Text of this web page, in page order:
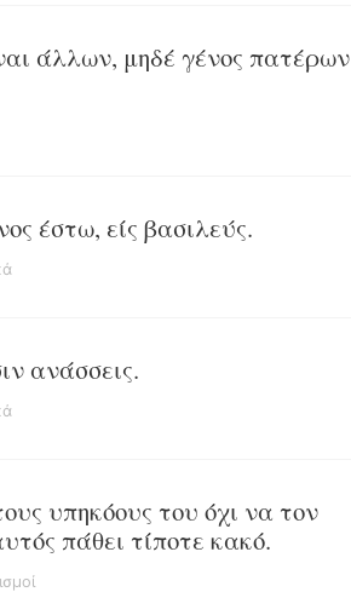
άλλων, μηδέ γένος πατέρων
έστω, είς βασιλεύς.
ανάσσεις.
υπηκόους του όχι να τον
πάθει τίποτε κακό.